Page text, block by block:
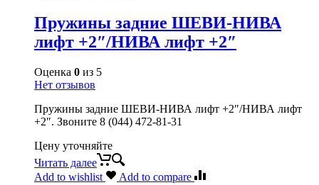
Пружины задние ШЕВИ-НИВА
лифт +2″/НИВА лифт +2″
Оценка 0 из 5
Нет отзывов
Пружины задние ШЕВИ-НИВА лифт +2″/НИВА лифт
+2″. Звоните 8 (044) 472-81-31
Цену уточняйте
Читать далее
Add to wishlist
Add to compare